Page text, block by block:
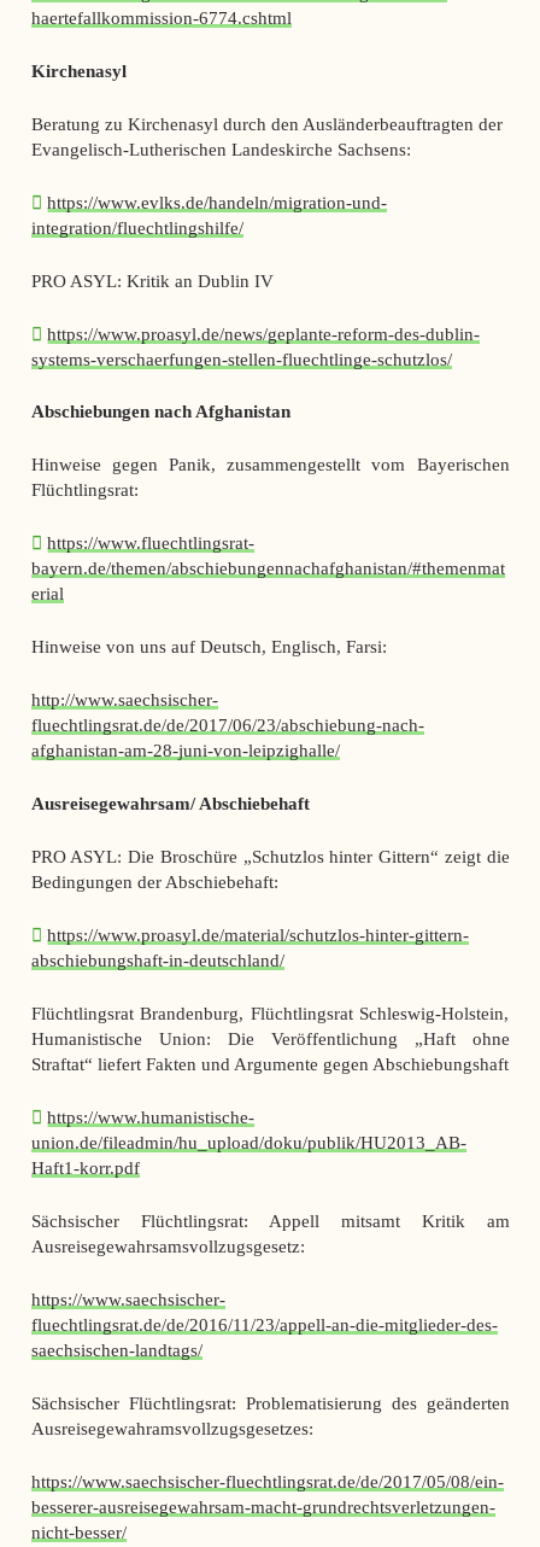
haertefallkommission-6774.cshtml
Kirchenasyl
Beratung zu Kirchenasyl durch den Ausländerbeauftragten der
Evangelisch-Lutherischen Landeskirche Sachsens:
https://www.evlks.de/handeln/migration-und-
integration/fluechtlingshilfe/
PRO ASYL: Kritik an Dublin IV
https://www.proasyl.de/news/geplante-reform-des-dublin-
systems-verschaerfungen-stellen-fluechtlinge-schutzlos/
Abschiebungen nach Afghanistan
Hinweise gegen Panik, zusammengestellt vom Bayerischen
Flüchtlingsrat:
https://www.fluechtlingsrat-
bayern.de/themen/abschiebungennachafghanistan/#themenmat
erial
Hinweise von uns auf Deutsch, Englisch, Farsi:
http://www.saechsischer-
fluechtlingsrat.de/de/2017/06/23/abschiebung-nach-
afghanistan-am-28-juni-von-leipzighalle/
Ausreisegewahrsam/ Abschiebehaft
PRO ASYL: Die Broschüre „Schutzlos hinter Gittern“ zeigt die
Bedingungen der Abschiebehaft:
https://www.proasyl.de/material/schutzlos-hinter-gittern-
abschiebungshaft-in-deutschland/
Flüchtlingsrat Brandenburg, Flüchtlingsrat Schleswig-Holstein,
Humanistische Union: Die Veröffentlichung „Haft ohne
Straftat“ liefert Fakten und Argumente gegen Abschiebungshaft
https://www.humanistische-
union.de/fileadmin/hu_upload/doku/publik/HU2013_AB-
Haft1-korr.pdf
Sächsischer Flüchtlingsrat: Appell mitsamt Kritik am
Ausreisegewahrsamsvollzugsgesetz:
https://www.saechsischer-
fluechtlingsrat.de/de/2016/11/23/appell-an-die-mitglieder-des-
saechsischen-landtags/
Sächsischer Flüchtlingsrat: Problematisierung des geänderten
Ausreisegewahramsvollzugsgesetzes:
https://www.saechsischer-fluechtlingsrat.de/de/2017/05/08/ein-
besserer-ausreisegewahrsam-macht-grundrechtsverletzungen-
nicht-besser/